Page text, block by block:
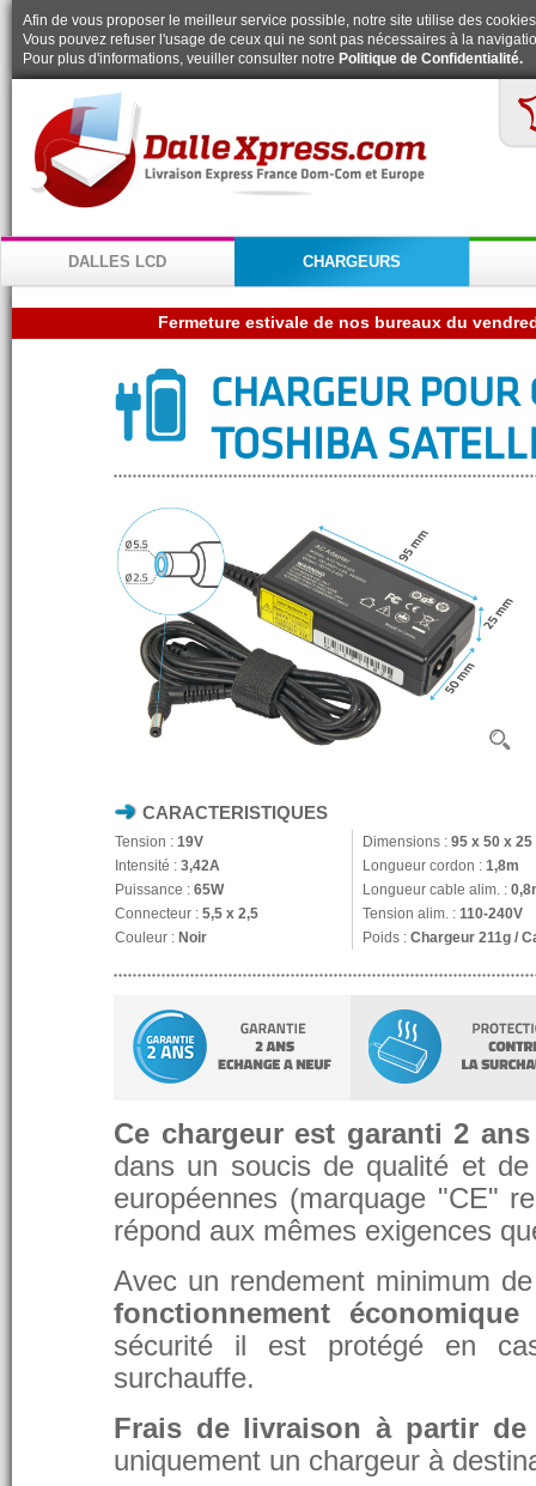
Afin de vous proposer le meilleur service possible, notre site utilise des
Vous pouvez refuser l'usage de ceux qui ne sont pas nécessaires à la
Pour plus d'informations, veuiller consulter notre Politique de Confidentialité.
DALLES LCD CHARGEURS
CHARGEUR
TOSHIBA
CARACTERISTIQUES
Tension : 19V Dimensions : 95 x 50 x 25
Intensité : 3,42A Longueur cordon : 1,8m
Puissance : 65W Longueur cable alim. :
Connecteur : 5,5 x 2,5 Tension alim. : 110-240V
Couleur : Noir Poids : Chargeur 211g /
Ce chargeur est garanti 2 ans
dans un soucis de qualité et
européennes (marquage "CE"
répond aux mêmes exigences
Avec un rendement minimum
fonctionnement
sécurité il est protégé en
surchauffe.
Frais de livraison à partir de
uniquement un chargeur à